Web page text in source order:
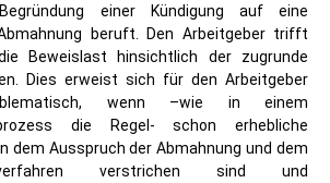
einer Kündigung auf eine
beruft. Den Arbeitgeber trifft
Beweislast hinsichtlich der zugrunde
Dies erweist sich für den Arbeitgeber
wenn –wie in einem
die Regel- schon erhebliche
dem Ausspruch der Abmahnung und dem
verstrichen sind und